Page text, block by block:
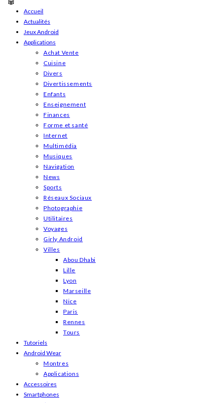
Skip
content
Accueil
Actualités
Jeux Android
Applications
Achat Vente
Cuisine
Divers
Divertissements
Enfants
Enseignement
Finances
Forme et santé
Internet
Multimédia
Musiques
Navigation
News
Sports
Réseaux Sociaux
Photographie
Utilitaires
Voyages
Girly Android
Villes
Abou Dhabi
Lille
Lyon
Marseille
Nice
Paris
Rennes
Tours
Tutoriels
Android Wear
Montres
Applications
Accessoires
Smartphones